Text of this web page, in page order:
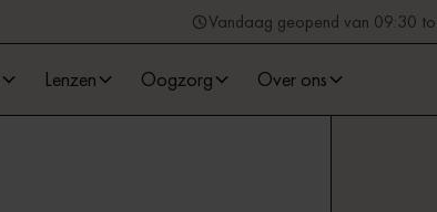
Vandaag geopend van 09:30
Lenzen Oogzorg Over ons